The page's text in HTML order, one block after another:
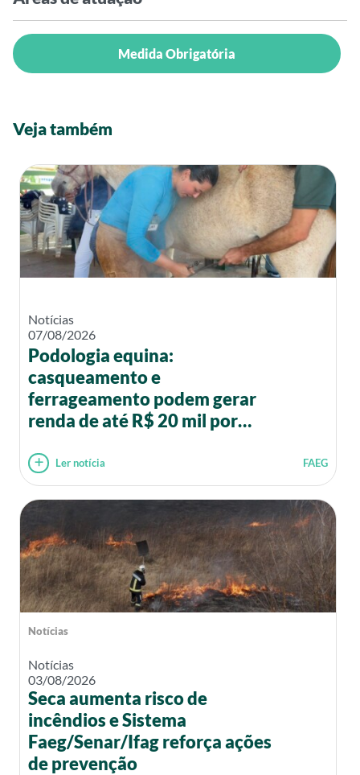
Medida Obrigatória
Veja também
Notícias
07/08/2026
Podologia equina:
casqueamento e
ferrageamento podem gerar
renda de até R$ 20 mil por
Ler notícia FAEG
Notícias
Notícias
03/08/2026
Seca aumenta risco de
incêndios e Sistema
Faeg/Senar/Ifag reforça ações
de prevenção